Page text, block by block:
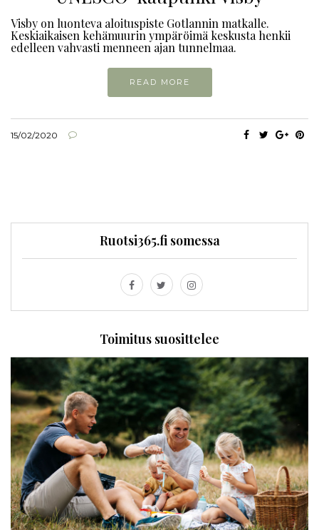
Visby on luonteva aloituspiste Gotlannin matkalle.
Keskiaikaisen kehämuurin ympäröimä keskusta henkii
edelleen vahvasti menneen ajan tunnelmaa.
READ MORE
15/02/2020
Ruotsi365.fi somessa
Toimitus suosittelee